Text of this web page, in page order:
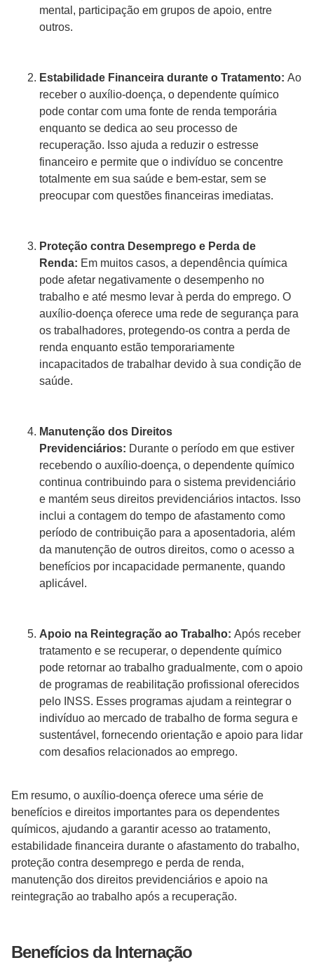
mental, participação em grupos de apoio, entre
outros.
Estabilidade Financeira durante o Tratamento: Ao
receber o auxílio-doença, o dependente químico
pode contar com uma fonte de renda temporária
enquanto se dedica ao seu processo de
recuperação. Isso ajuda a reduzir o estresse
financeiro e permite que o indivíduo se concentre
totalmente em sua saúde e bem-estar, sem se
preocupar com questões financeiras imediatas.
Proteção contra Desemprego e Perda de
Renda: Em muitos casos, a dependência química
pode afetar negativamente o desempenho no
trabalho e até mesmo levar à perda do emprego. O
auxílio-doença oferece uma rede de segurança para
os trabalhadores, protegendo-os contra a perda de
renda enquanto estão temporariamente
incapacitados de trabalhar devido à sua condição de
saúde.
Manutenção dos Direitos
Previdenciários: Durante o período em que estiver
recebendo o auxílio-doença, o dependente químico
continua contribuindo para o sistema previdenciário
e mantém seus direitos previdenciários intactos. Isso
inclui a contagem do tempo de afastamento como
período de contribuição para a aposentadoria, além
da manutenção de outros direitos, como o acesso a
benefícios por incapacidade permanente, quando
aplicável.
Apoio na Reintegração ao Trabalho: Após receber
tratamento e se recuperar, o dependente químico
pode retornar ao trabalho gradualmente, com o apoio
de programas de reabilitação profissional oferecidos
pelo INSS. Esses programas ajudam a reintegrar o
indivíduo ao mercado de trabalho de forma segura e
sustentável, fornecendo orientação e apoio para lidar
com desafios relacionados ao emprego.
Em resumo, o auxílio-doença oferece uma série de
benefícios e direitos importantes para os dependentes
químicos, ajudando a garantir acesso ao tratamento,
estabilidade financeira durante o afastamento do trabalho,
proteção contra desemprego e perda de renda,
manutenção dos direitos previdenciários e apoio na
reintegração ao trabalho após a recuperação.
Benefícios da Internação